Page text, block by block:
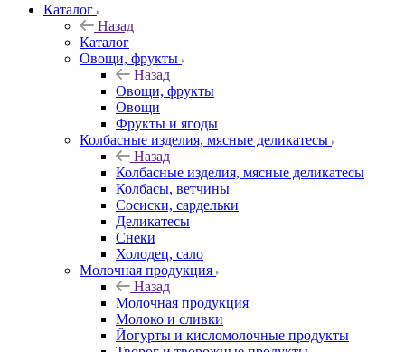
Каталог
Назад
Каталог
Овощи, фрукты
Назад
Овощи, фрукты
Овощи
Фрукты и ягоды
Колбасные изделия, мясные деликатесы
Назад
Колбасные изделия, мясные деликатесы
Колбасы, ветчины
Сосиски, сардельки
Деликатесы
Снеки
Холодец, сало
Молочная продукция
Назад
Молочная продукция
Молоко и сливки
Йогурты и кисломолочные продукты